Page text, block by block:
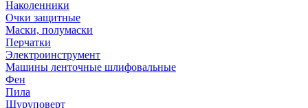
Наколенники
Очки защитные
Маски, полумаски
Перчатки
Электроинструмент
Машины ленточные шлифовальные
Фен
Пила
Шуруповерт